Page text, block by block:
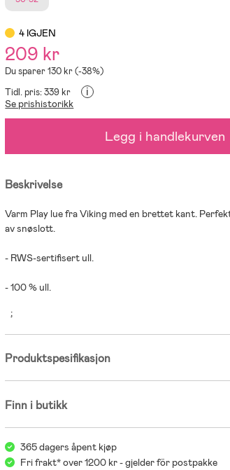
4 IGJEN
209 kr
Du sparer 130 kr (-38%)
Tidl. pris: 339 kr
i
Se prishistorikk
Legg i handlekurven
Beskrivelse
Varm Play lue fra Viking med en brettet kant.
av snøslott.
- RWS-sertifisert ull.
- 100 % ull.
;
Produktspesifikasjon
Finn i butikk
365 dagers åpent kjøp
Fri frakt* over 1200 kr - gjelder för postpakke